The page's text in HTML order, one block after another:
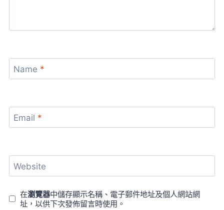
Name *
Email *
Website
在瀏覽器中儲存顯示名稱、電子郵件地址及個人網站網
址，以供下次發佈留言時使用。